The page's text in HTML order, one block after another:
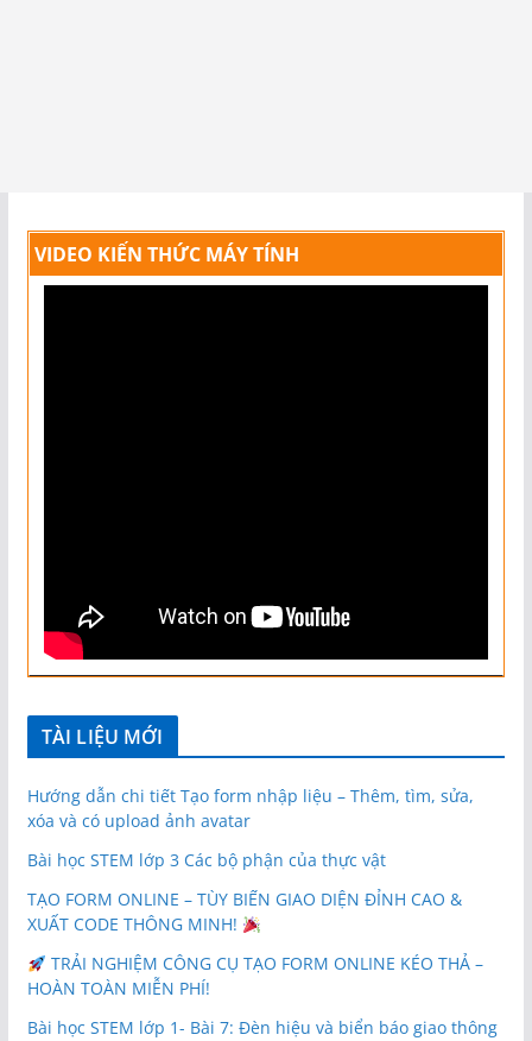
VIDEO KIẾN THỨC MÁY TÍNH
TÀI LIỆU MỚI
Hướng dẫn chi tiết Tạo form nhập liệu – Thêm, tìm, sửa,
xóa và có upload ảnh avatar
Bài học STEM lớp 3 Các bộ phận của thực vật
TẠO FORM ONLINE – TÙY BIẾN GIAO DIỆN ĐỈNH CAO &
XUẤT CODE THÔNG MINH!
TRẢI NGHIỆM CÔNG CỤ TẠO FORM ONLINE KÉO THẢ –
HOÀN TOÀN MIỄN PHÍ!
Bài học STEM lớp 1- Bài 7: Đèn hiệu và biển báo giao thông